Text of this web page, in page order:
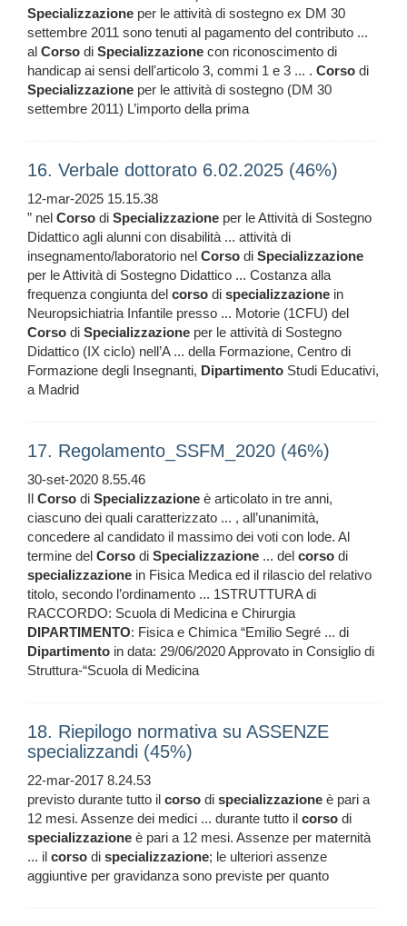
Specializzazione per le attività di sostegno ex DM 30
settembre 2011 sono tenuti al pagamento del contributo ...
al Corso di Specializzazione con riconoscimento di
handicap ai sensi dell'articolo 3, commi 1 e 3 ... . Corso di
Specializzazione per le attività di sostegno (DM 30
settembre 2011) L’importo della prima
16. Verbale dottorato 6.02.2025 (46%)
12-mar-2025 15.15.38
” nel Corso di Specializzazione per le Attività di Sostegno
Didattico agli alunni con disabilità ... attività di
insegnamento/laboratorio nel Corso di Specializzazione
per le Attività di Sostegno Didattico ... Costanza alla
frequenza congiunta del corso di specializzazione in
Neuropsichiatria Infantile presso ... Motorie (1CFU) del
Corso di Specializzazione per le attività di Sostegno
Didattico (IX ciclo) nell’A ... della Formazione, Centro di
Formazione degli Insegnanti, Dipartimento Studi Educativi,
a Madrid
17. Regolamento_SSFM_2020 (46%)
30-set-2020 8.55.46
Il Corso di Specializzazione è articolato in tre anni,
ciascuno dei quali caratterizzato ... , all’unanimità,
concedere al candidato il massimo dei voti con lode. Al
termine del Corso di Specializzazione ... del corso di
specializzazione in Fisica Medica ed il rilascio del relativo
titolo, secondo l’ordinamento ... 1STRUTTURA di
RACCORDO: Scuola di Medicina e Chirurgia
DIPARTIMENTO: Fisica e Chimica “Emilio Segré ... di
Dipartimento in data: 29/06/2020 Approvato in Consiglio di
Struttura-“Scuola di Medicina
18. Riepilogo normativa su ASSENZE
specializzandi (45%)
22-mar-2017 8.24.53
previsto durante tutto il corso di specializzazione è pari a
12 mesi. Assenze dei medici ... durante tutto il corso di
specializzazione è pari a 12 mesi. Assenze per maternità
... il corso di specializzazione; le ulteriori assenze
aggiuntive per gravidanza sono previste per quanto